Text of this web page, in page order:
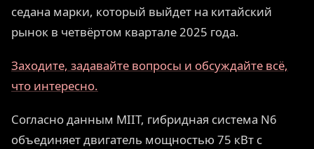
седана марки, который выйдет на китайский
рынок в четвёртом квартале 2025 года.
Заходите, задавайте вопросы и обсуждайте всё,
что интересно.
Согласно данным MIIT, гибридная система N6
объединяет двигатель мощностью 75 кВт с